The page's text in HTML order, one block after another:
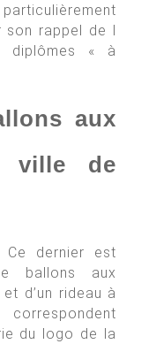
son rappel de l
diplômes « à
aux
ville de
dernier est
ballons aux
d’un rideau à
du logo de la